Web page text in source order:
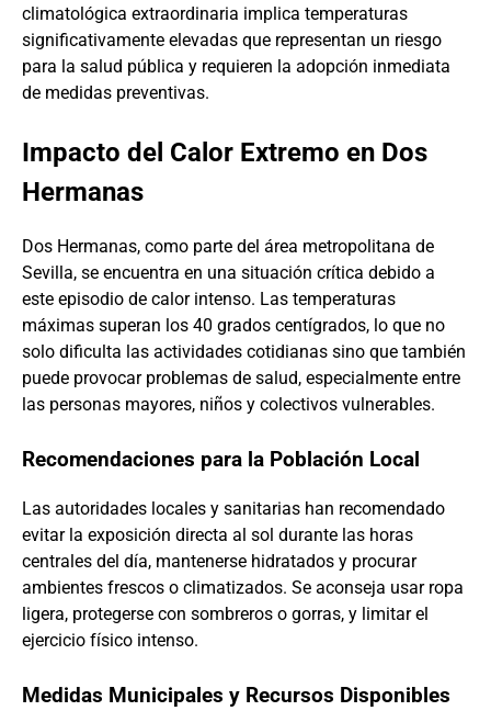
climatológica extraordinaria implica temperaturas
significativamente elevadas que representan un riesgo
para la salud pública y requieren la adopción inmediata
de medidas preventivas.
Impacto del Calor Extremo en Dos
Hermanas
Dos Hermanas, como parte del área metropolitana de
Sevilla, se encuentra en una situación crítica debido a
este episodio de calor intenso. Las temperaturas
máximas superan los 40 grados centígrados, lo que no
solo dificulta las actividades cotidianas sino que también
puede provocar problemas de salud, especialmente entre
las personas mayores, niños y colectivos vulnerables.
Recomendaciones para la Población Local
Las autoridades locales y sanitarias han recomendado
evitar la exposición directa al sol durante las horas
centrales del día, mantenerse hidratados y procurar
ambientes frescos o climatizados. Se aconseja usar ropa
ligera, protegerse con sombreros o gorras, y limitar el
ejercicio físico intenso.
Medidas Municipales y Recursos Disponibles